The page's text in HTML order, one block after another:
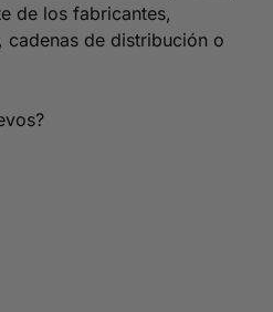
de los fabricantes,
de distribución o